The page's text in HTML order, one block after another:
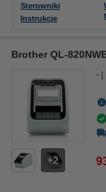
Sterowniki
Instrukcje
Brother QL-
2
-